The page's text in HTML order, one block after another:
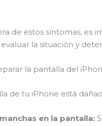
de estos síntomas, es
la situación y
la pantalla del
de tu iPhone está
en la pantalla: